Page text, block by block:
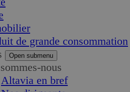
de grande consommation
Open submenu
nous
Altavia en bref